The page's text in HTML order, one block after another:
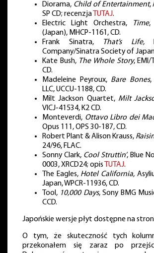
Diorama, Child of Entertainment,
SP CD; recenzja TUTAJ.
Electric Light Orchestra,
Time,
(Japan), MHCP-1161, CD.
Frank Sinatra,
That’s Life,
Company/Sinatra Society of
Kate Bush, The Whole Story, EMI/
CD.
Madeleine Peyroux, Bare Bones,
LLC, UCCU-1188, CD.
Milt Jackson Quartet, Milt
VICJ-41534, K2 CD.
Monteverdi, Ottavo Libro dei
Opus 111, OPS 30-187, CD.
Robert Plant & Alison Krauss,
24/96, FLAC.
Sonny Clark, Cool Struttin’, Blue
0003, XRCD24; opis TUTAJ.
The Eagles, Hotel California,
Japan, WPCR-11936, CD.
Tool, 10,000 Days, Sony BMG
CCD.
Japońskie wersje płyt dostępne na
O tym, że skuteczność tych
przekonałem się zaraz po